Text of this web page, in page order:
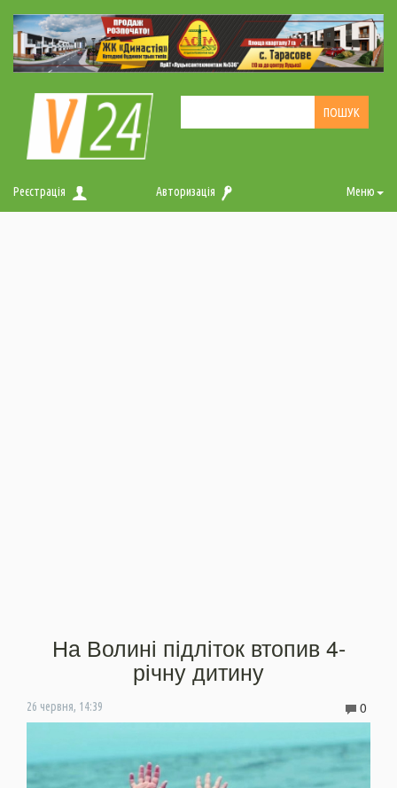
Реєстрація Авторизація Меню
На Волині підліток втопив 4-
річну дитину
26 червня, 14:39 0